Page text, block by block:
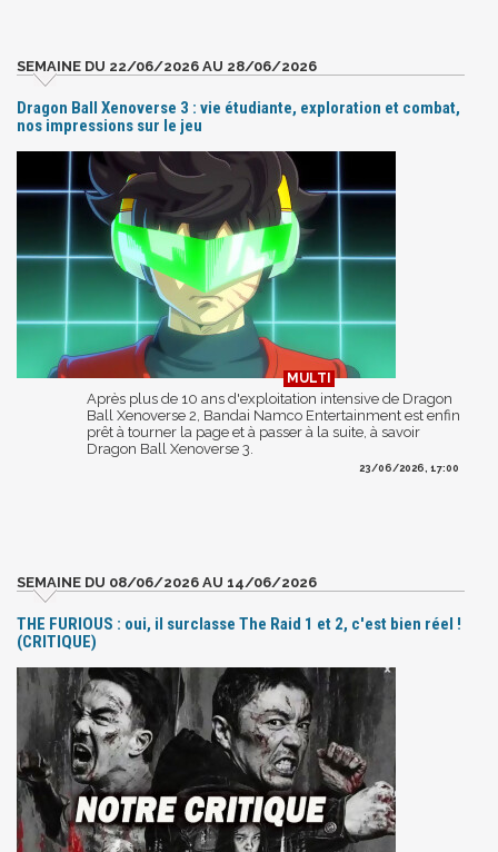
SEMAINE DU 22/06/2026 AU 28/06/2026
Dragon Ball Xenoverse 3 : vie étudiante, exploration et combat,
nos impressions sur le jeu
Après plus de 10 ans d'exploitation intensive de Dragon
Ball Xenoverse 2, Bandai Namco Entertainment est enfin
prêt à tourner la page et à passer à la suite, à savoir
Dragon Ball Xenoverse 3.
23/06/2026, 17:00
SEMAINE DU 08/06/2026 AU 14/06/2026
THE FURIOUS : oui, il surclasse The Raid 1 et 2, c'est bien réel !
(CRITIQUE)